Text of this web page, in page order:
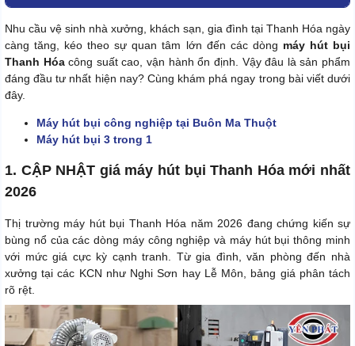
Nhu cầu vệ sinh nhà xưởng, khách sạn, gia đình tại Thanh Hóa ngày
càng tăng, kéo theo sự quan tâm lớn đến các dòng máy hút bụi
Thanh Hóacông suất cao, vận hành ổn định. Vậy đâu là sản phẩm
đáng đầu tư nhất hiện nay? Cùng khám phá ngay trong bài viết dưới
đây.
Máy hút bụi công nghiệp tại Buôn Ma Thuột
Máy hút bụi 3 trong 1
1. CẬP NHẬT giá máy hút bụi Thanh Hóa mới nhất
2026
Thị trường máy hút bụi Thanh Hóa năm 2026 đang chứng kiến sự
bùng nổ của các dòng máy công nghiệp và máy hút bụi thông minh
với mức giá cực kỳ cạnh tranh. Từ gia đình, văn phòng đến nhà
xưởng tại các KCN như Nghi Sơn hay Lễ Môn, bảng giá phân tách
rõ rệt.